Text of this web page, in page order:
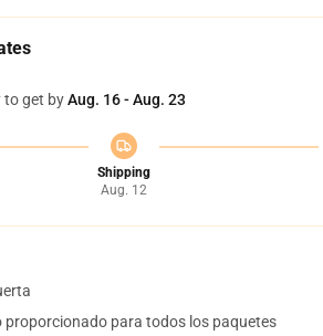
to get byAug. 16 - Aug. 23
Shipping
Aug. 12
proporcionado para todos los paquetes